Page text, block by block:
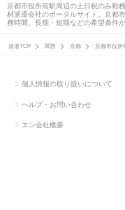
京都市役所前駅周辺の土日祝のみ勤
材派遣会社のポータルサイト。京都
務時間、長期・短期などの希望条件
派遣TOP 関西 京都 京都市役所
個人情報の取り扱いについて
ヘルプ・お問い合わせ
エン会社概要